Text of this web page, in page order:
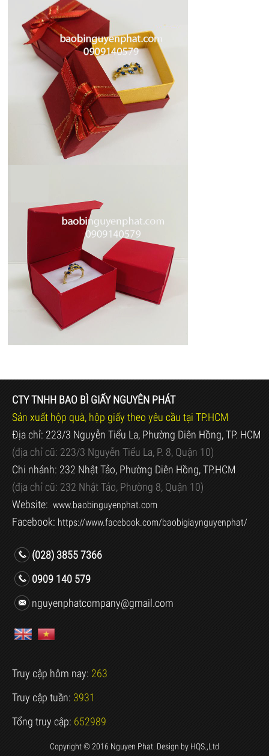
CTY TNHH BAO BÌ GIẤY NGUYÊN PHÁT
Sản xuất hộp quà, hộp giấy theo yêu cầu tại TP.HCM
Địa chỉ: 223/3 Nguyễn Tiểu La, Phường Diên Hồng, TP. HCM
(địa chỉ cũ: 223/3 Nguyễn Tiểu La, P. 8, Quận 10)
Chi nhánh: 232 Nhật Tảo, Phường Diên Hồng, TP.HCM
(địa chỉ cũ: 232 Nhật Tảo, Phường 8, Quận 10)
Website: www.baobinguyenphat.com
Facebook: https://www.facebook.com/baobigiaynguyenphat/
(028) 3855 7366
0909 140 579
nguyenphatcompany@gmail.com
Truy cập hôm nay: 263
Truy cập tuần: 3931
Tổng truy cập: 652989
Copyright © 2016 Nguyen Phat. Design by HQS.,Ltd